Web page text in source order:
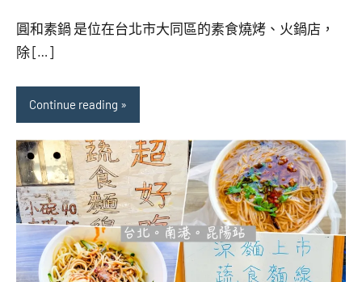
芋
圓和素鍋 是位在台北市大同區的素食燒烤、火鍋店，
除 […]
Continue reading